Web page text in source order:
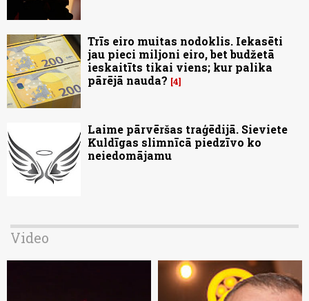
Trīs eiro muitas nodoklis. Iekasēti
jau pieci miljoni eiro, bet budžetā
ieskaitīts tikai viens; kur palika
pārējā nauda? 4
Laime pārvēršas traģēdijā. Sieviete
Kuldīgas slimnīcā piedzīvo ko
neiedomājamu
Video